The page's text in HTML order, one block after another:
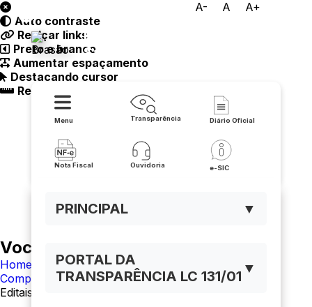
A- A A+
Prefeitura Municipal de
Santana
Menu Transparência Diário Oficial
Nota Fiscal Ouvidoria e-SIC
PRINCIPAL ▼
PORTAL DA
TRANSPARÊNCIA LC 131/01 ▼
Auto contraste
Realçar links
Preto e branco
Aumentar espaçamento
Destacando cursor
Regua guia
Você está navegando em:
Home
Compras
Editais de Licitações